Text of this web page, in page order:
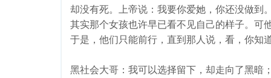
却没有死。上帝说：我要你爱她，你还没做到
其实那个女孩也许早已看不见自己的样子。可
于是，他们只能前行，直到那人说，看，你知
黑社会大哥：我可以选择留下，却走向了黑暗